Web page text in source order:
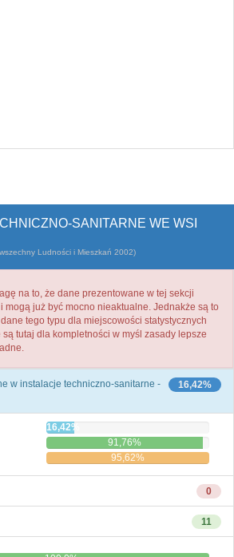
SANITARNE WE WSI
Ludności i Mieszkań 2002)
na to, że dane prezentowane w tej sekcji
mogą już być mocno nieaktualne. Jednakże są to
tego typu dla miejscowości statystycznych
tutaj dla kompletności w myśl zasady lepsze
16,42%
w instalacje techniczno-sanitarne -
16,42%
91,76%
95,62%
0
11